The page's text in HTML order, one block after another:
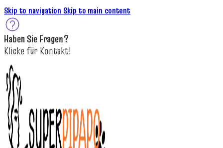
Skip to navigation Skip to main content
Haben SieFragen?
Klicke für Kontakt!